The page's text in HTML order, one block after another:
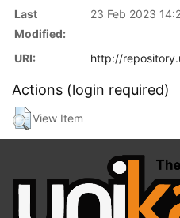
Last
Modified:
23 Feb 2023
URI: http://
Actions (login required)
View Item